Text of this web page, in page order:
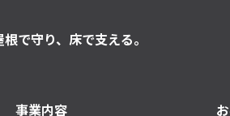
根で守り、床で支える。
事業内容